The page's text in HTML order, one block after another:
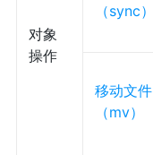
对象
操作
（sync）
移动文件
（mv）